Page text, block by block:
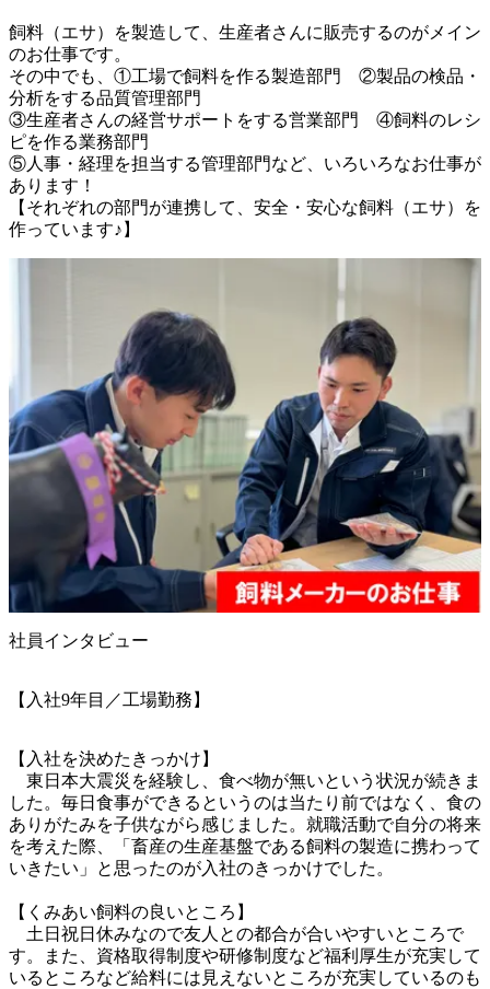
飼料（エサ）を製造して、生産者さんに販売するのがメイン
のお仕事です。
その中でも、①工場で飼料を作る製造部門　②製品の検品・
分析をする品質管理部門
③生産者さんの経営サポートをする営業部門　④飼料のレシ
ピを作る業務部門
⑤人事・経理を担当する管理部門など、いろいろなお仕事が
あります！
【それぞれの部門が連携して、安全・安心な飼料（エサ）を
作っています♪】
社員インタビュー
【入社9年目／工場勤務】
【入社を決めたきっかけ】
東日本大震災を経験し、食べ物が無いという状況が続きま
した。毎日食事ができるというのは当たり前ではなく、食の
ありがたみを子供ながら感じました。就職活動で自分の将来
を考えた際、「畜産の生産基盤である飼料の製造に携わって
いきたい」と思ったのが入社のきっかけでした。
【くみあい飼料の良いところ】
土日祝日休みなので友人との都合が合いやすいところで
す。また、資格取得制度や研修制度など福利厚生が充実して
いるところなど給料には見えないところが充実しているのも